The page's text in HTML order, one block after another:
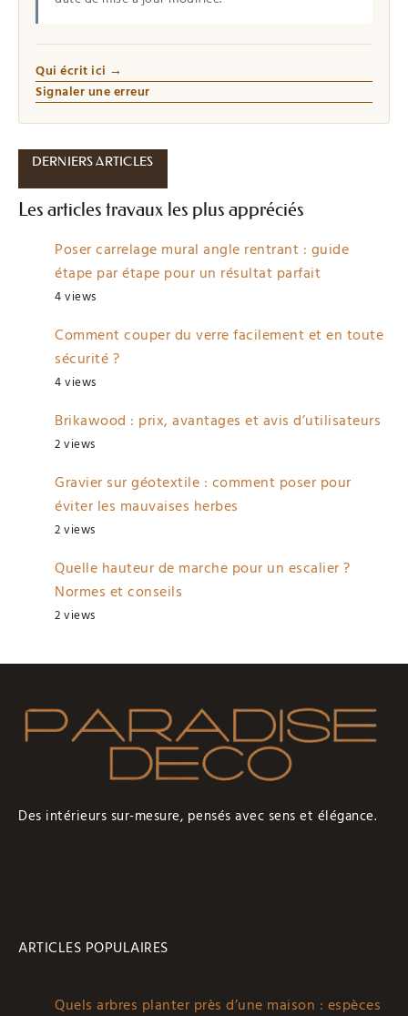
Qui écrit ici →
Signaler une erreur
DERNIERS ARTICLES
Les articles travaux les plus appréciés
Poser carrelage mural angle rentrant : guide
étape par étape pour un résultat parfait
4 views
Comment couper du verre facilement et en toute
sécurité ?
4 views
Brikawood : prix, avantages et avis d’utilisateurs
2 views
Gravier sur géotextile : comment poser pour
éviter les mauvaises herbes
2 views
Quelle hauteur de marche pour un escalier ?
Normes et conseils
2 views
Des intérieurs sur-mesure, pensés avec sens et élégance.
ARTICLES POPULAIRES
Quels arbres planter près d’une maison : espèces